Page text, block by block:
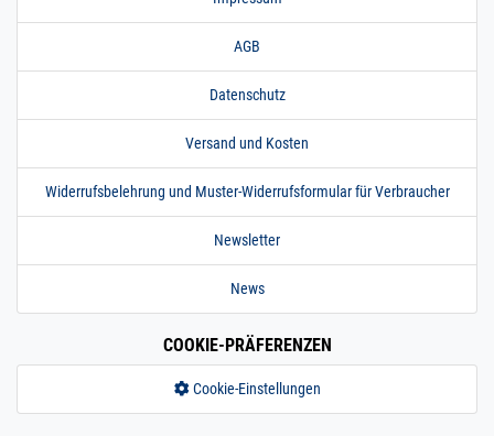
AGB
Datenschutz
Versand und Kosten
Widerrufsbelehrung und Muster-Widerrufsformular für Verbraucher
Newsletter
News
COOKIE-PRÄFERENZEN
Cookie-Einstellungen